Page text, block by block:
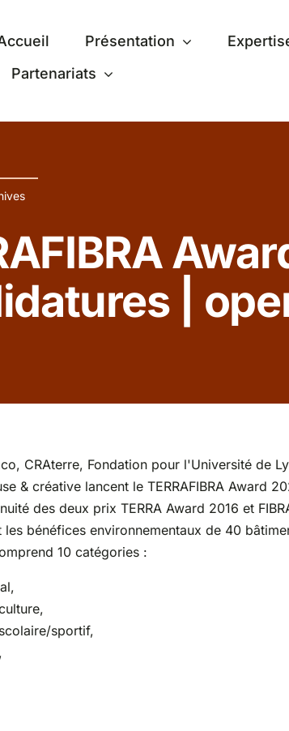
Présentation
Partenariats
|
CRAterre, Fondation pour l'Université de
& créative lancent le TERRAFIBRA
des deux prix TERRA Award 2016 et
bénéfices environnementaux de 40
10 catégories :
sportif,